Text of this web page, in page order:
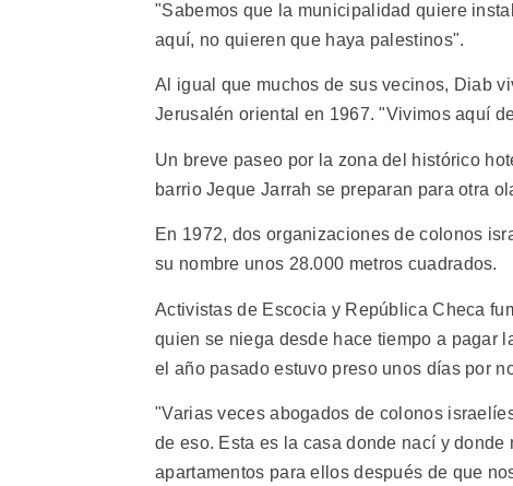
"Sabemos que la municipalidad quiere
aquí, no quieren que haya palestinos".
Al igual que muchos de sus vecinos, Diab
Jerusalén oriental en 1967. "Vivimos aquí
Un breve paseo por la zona del histórico
barrio Jeque Jarrah se preparan para otra
En 1972, dos organizaciones de colonos
su nombre unos 28.000 metros cuadrados.
Activistas de Escocia y República Checa
quien se niega desde hace tiempo a pagar
el año pasado estuvo preso unos días por
"Varias veces abogados de colonos
de eso. Esta es la casa donde nací y
apartamentos para ellos después de que